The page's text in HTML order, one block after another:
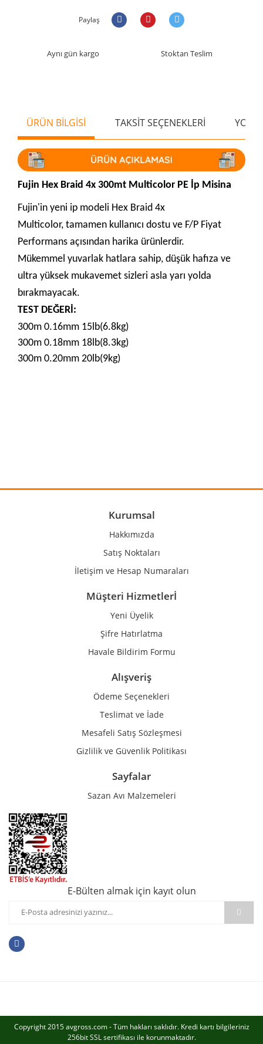
Paylaş
Aynı gün kargo Stoktan Teslim
ÜRÜN BİLGİSİ TAKSİT SEÇENEKLERİ
Fujin Hex Braid 4x 300mt Multicolor PE İp Misina
Fujin'in yeni ip modeli Hex Braid 4x
Multicolor, tamamen kullanıcı dostu ve F/P Fiyat
Performans açısından harika ürünlerdir.
Mükemmel yuvarlak hatlara sahip, düşük hafıza ve
ultra yüksek mukavemet sizleri asla yarı yolda
bırakmayacak.
TEST DEĞERİ:
300m 0.16mm 15lb(6.8kg)
300m 0.18mm 18lb(8.3kg)
300m 0.20mm 20lb(9kg)
Ürün açıklamasında eksik bilgiler bulunuyor.
Ürün bilgilerinde hatalar bulunuyor.
Gönder
Kurumsal
Hakkımızda
Satış Noktaları
İletişim ve Hesap Numaraları
Müşteri Hizmetlerİ
Yeni Üyelik
Şifre Hatırlatma
Havale Bildirim Formu
Alışveriş
Ödeme Seçenekleri
Teslimat ve İade
Mesafeli Satış Sözleşmesi
Gizlilik ve Güvenlik Politikası
Sayfalar
Sazan Avı Malzemeleri
E-Bülten almak için kayıt olun
Copyright 2015 avgross.com - Tüm hakları saklıdır. Kredi kartı bilgileriniz
256bit SSL sertifikası ile korunmaktadır.